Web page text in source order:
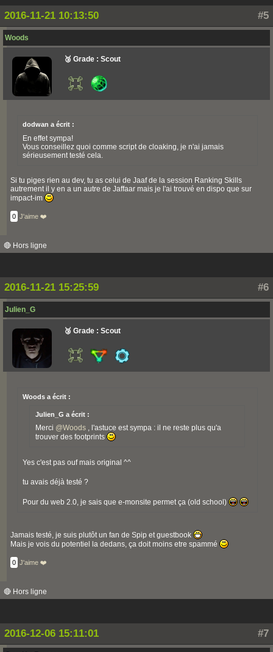
#5
2016-11-21 10:13:50
Woods
🥉 Grade : Scout
dodwan a écrit :
En effet sympa!
Vous conseillez quoi comme script de cloaking, je n'ai jamais
sérieusement testé cela.
Si tu piges rien au dev, tu as celui de Jaaf de la session Ranking Skills
autrement il y en a un autre de Jaffaar mais je l'ai trouvé en dispo que sur
impact-im
0 J'aime ❤️
🔴 Hors ligne
#6
2016-11-21 15:25:59
Julien_G
🥉 Grade : Scout
Woods a écrit :
Julien_G a écrit :
Merci @Woods, l'astuce est sympa : il ne reste plus qu'a
trouver des footprints
Yes c'est pas ouf mais original ^^
tu avais déjà testé ?
Pour du web 2.0, je sais que e-monsite permet ça (old school)
Jamais testé, je suis plutôt un fan de Spip et guestbook
Mais je vois du potentiel la dedans, ça doit moins etre spammé
0 J'aime ❤️
🔴 Hors ligne
#7
2016-12-06 15:11:01